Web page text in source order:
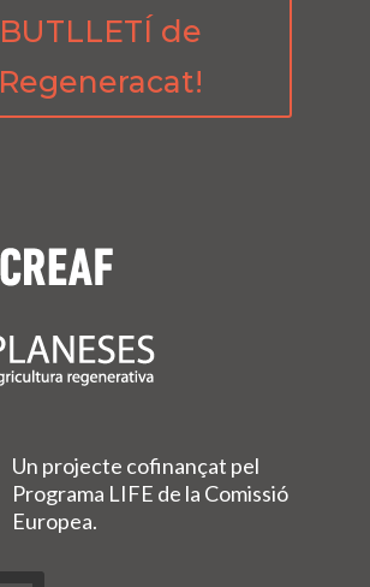
BUTLLETÍ de
Regeneracat!
Un projecte cofinançat pel
Programa LIFE de la Comissió
Europea.